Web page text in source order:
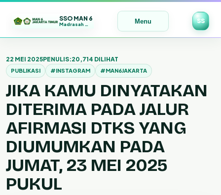
SSO MAN 6
Madrasah Maju | Bermutu | Mendunia Menu SS
ke
konten
22 MEI 2025PENULIS:20,714 DILIHAT
PUBLIKASI #INSTAGRAM #MAN6JAKARTA
JIKA KAMU DINYATAKAN
DITERIMA PADA JALUR
AFIRMASI DTKS YANG
DIUMUMKAN PADA
JUMAT, 23 MEI 2025
PUKUL